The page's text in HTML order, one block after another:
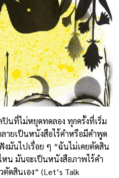
นที่ไม่หยุดทดลอง ทุกครั้งที่เริ่ม
ายเป็นหนังสือไร้คำหรือมีคำพูด
มันไปเรื่อย ๆ “ฉันไม่เคยตัดสิน
น มันจะเป็นหนังสือภาพไร้คำ
ดสินเอง” (Let’s Talk